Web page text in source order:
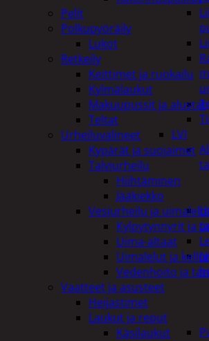
LVI
Pelit
Polkupyöräily
Lukot
Retkeily
Keittimet ja ruokailu
Kylmälaukut
Makuupussit ja alustat
Teltat
Urheiluvälineet
Kypärät ja suojaimet
Talviurheilu
Hiihtäminen
Jääkiekko
Vesiurheilu ja
Kylpytynnyrit ja
Uima-altaat
Uimalelut ja
Vedenhoito ja
Vaatteet ja asusteet
Heijastimet
Laukut ja reput
Käsilaukut